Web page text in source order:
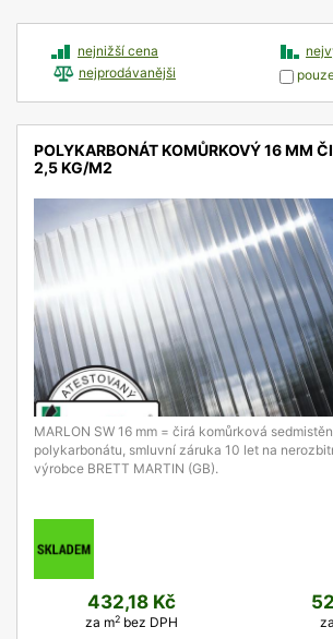
nejnižší cena
nejprodávanějši
POLYKARBONÁT KOMŮRKOVÝ 16 MM
2,5 KG/M2
MARLON SW 16 mm = čirá komůrková
polykarbonátu, smluvní záruka 10 let na
výrobce BRETT MARTIN (GB).
432,18 Kč
za m2bez DPH